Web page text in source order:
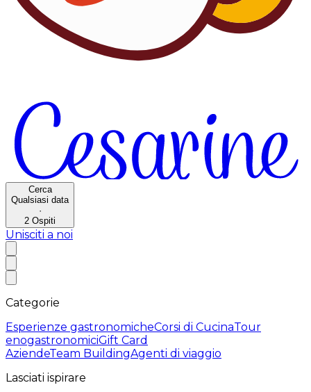
Cerca
Qualsiasi data
·
2 Ospiti
Unisciti a noi
Categorie
Esperienze gastronomicheCorsi di CucinaTour
enogastronomiciGift Card
AziendeTeam BuildingAgenti di viaggio
Lasciati ispirare